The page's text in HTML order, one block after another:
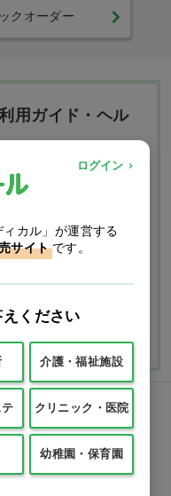
クオーダー
用ガイド・ヘル
送料について
理・保証につい
る
注文
167
ログイン
カル」が運営する
サイト です。
ください
介護・福祉施設
クリニック・医院
幼稚園・保育園